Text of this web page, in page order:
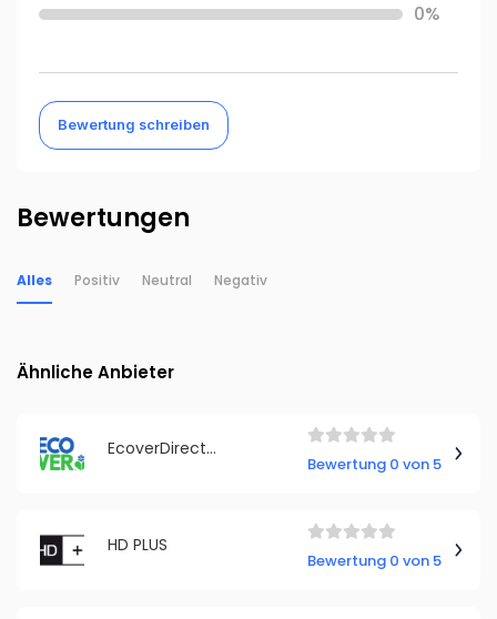
0%
Bewertung schreiben
Bewertungen
Alles Positiv Neutral Negativ
Ähnliche Anbieter
EcoverDirect.de
Bewertung 0 von 5
HD PLUS
Bewertung 0 von 5